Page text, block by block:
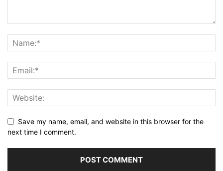
Save my name, email, and website in this browser for the
next time I comment.